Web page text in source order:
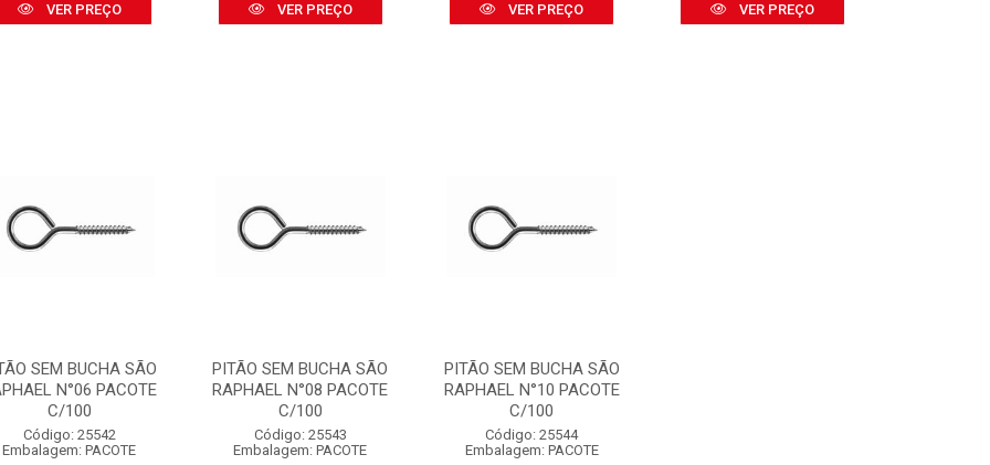
VER PREÇO VER PREÇO VER PREÇO VER PREÇO
SEM BUCHA SÃO
N°06 PACOTE
C/100
Código: 25542
Embalagem: PACOTE
PITÃO SEM BUCHA SÃO
RAPHAEL N°08 PACOTE
C/100
Código: 25543
Embalagem: PACOTE
PITÃO SEM BUCHA SÃO
RAPHAEL N°10 PACOTE
C/100
Código: 25544
Embalagem: PACOTE